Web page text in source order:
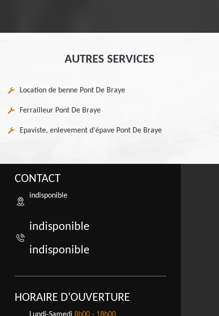
AUTRES SERVICES
Location de benne Pont De Braye
Ferrailleur Pont De Braye
Epaviste, enlevement d'épave Pont De Braye
CONTACT
indisponible
indisponible
indisponible
HORAIRE D'OUVERTURE